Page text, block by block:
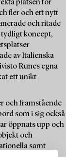
platsen för
fler och ett nytt
och ritade
tydligt koncept,
av Italienska
Runes egna
ett unikt
och framstående
som i sig också
öppnats upp och
och
samt